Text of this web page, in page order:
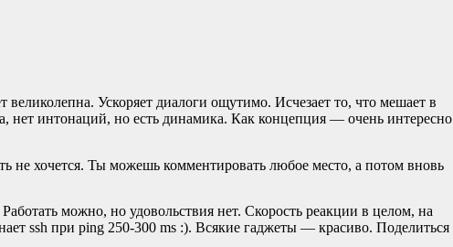
Ускоряет диалоги ощутимо. Исчезает то, что мешает в
нет интонаций, но есть динамика. Как концепция — очень интересно
не хочется. Ты можешь комментировать любое место, а потом вновь
можно, но удовольствия нет. Скорость реакции в целом, на
ssh при ping 250-300 ms :). Всякие гаджеты — красиво. Поделиться